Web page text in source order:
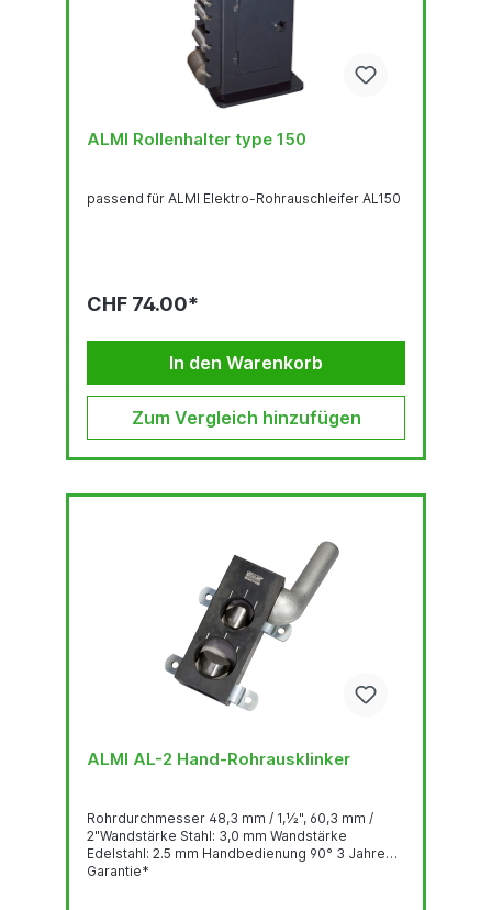
ALMI Rollenhalter type 150
passend für ALMI Elektro-Rohrauschleifer AL150
CHF 74.00*
In den Warenkorb
Zum Vergleich hinzufügen
ALMI AL-2 Hand-Rohrausklinker
Rohrdurchmesser 48,3 mm / 1,½", 60,3 mm /
2"Wandstärke Stahl: 3,0 mm Wandstärke
Edelstahl: 2.5 mm Handbedienung 90° 3 Jahre
Garantie*